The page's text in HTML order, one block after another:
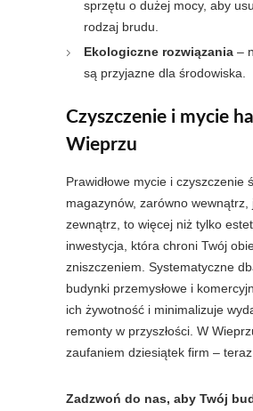
sprzętu o dużej mocy, aby
rodzaj brudu.
Ekologiczne rozwiązania –
są przyjazne dla środowiska.
Czyszczenie i mycie
Wieprzu
Prawidłowe mycie i czyszczenie
magazynów, zarówno wewnątrz,
zewnątrz, to więcej niż tylko
inwestycja, która chroni Twój
zniszczeniem. Systematyczne
budynki przemysłowe i
ich żywotność i minimalizuje
remonty w przyszłości. W
zaufaniem dziesiątek firm –
Zadzwoń do nas, aby Twój